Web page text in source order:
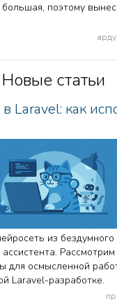
поэтому
Новые статьи
Laravel: как
из бездумного
для осмысленной
Laravel-разработке.